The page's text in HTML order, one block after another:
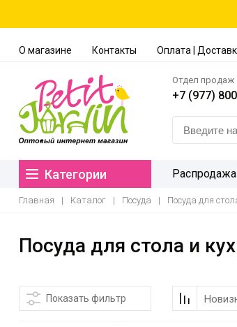
О магазине Контакты Оплата |
Отдел продаж
+7 (977)
Категории Распродажа
Главная | Каталог | Посуда | Посуда для
Посуда для стола и
Показать фильтр